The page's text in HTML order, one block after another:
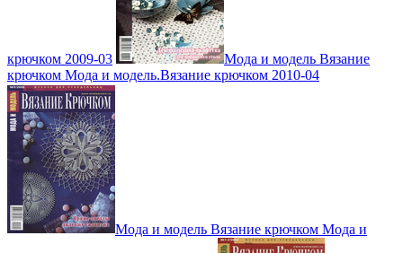
крючком 2009-03
Мода и модель Вязание
крючком Мода и модель.Вязание крючком 2010-04
Мода и модель Вязание крючком Мода и